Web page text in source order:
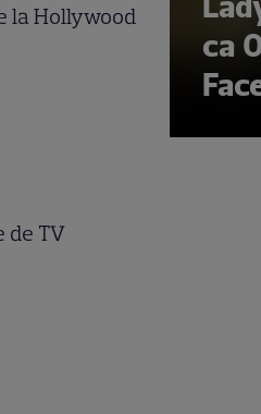
la Hollywood
de TV
ca